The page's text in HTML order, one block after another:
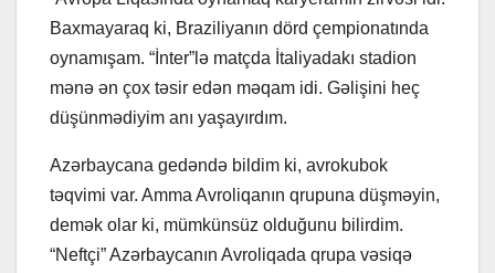
Baxmayaraq ki, Braziliyanın dörd çempionatında
oynamışam. “İnter”lə matçda İtaliyadakı stadion
mənə ən çox təsir edən məqam idi. Gəlişini heç
düşünmədiyim anı yaşayırdım.
Azərbaycana gedəndə bildim ki, avrokubok
təqvimi var. Amma Avroliqanın qrupuna düşməyin,
demək olar ki, mümkünsüz olduğunu bilirdim.
“Neftçi” Azərbaycanın Avroliqada qrupa vəsiqə